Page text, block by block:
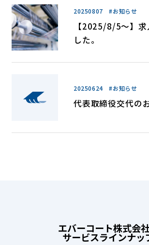
20250807 #お知らせ
【2025/8/5～】
した。
20250624 #お知らせ
代表取締役交代の
エバーコート株式会
サービスラインナッ